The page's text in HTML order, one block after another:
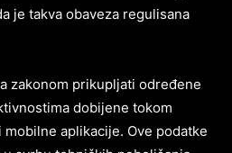
je takva obaveza regulisana
zakonom prikupljati određene
dobijene tokom
aplikacije. Ove podatke